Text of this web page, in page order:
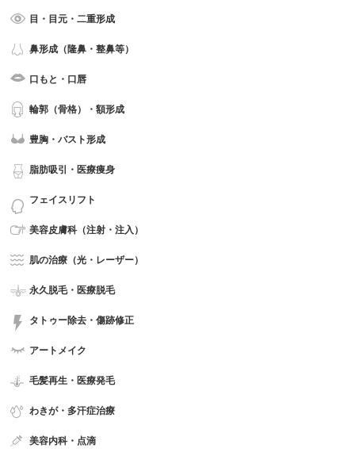
目・目元・二重形成
鼻形成（隆鼻・整鼻等）
口もと・口唇
輪郭（骨格）・額形成
豊胸・バスト形成
脂肪吸引・医療痩身
フェイスリフト
美容皮膚科（注射・注入）
肌の治療（光・レーザー）
永久脱毛・医療脱毛
タトゥー除去・傷跡修正
アートメイク
毛髪再生・医療発毛
わきが・多汗症治療
美容内科・点滴